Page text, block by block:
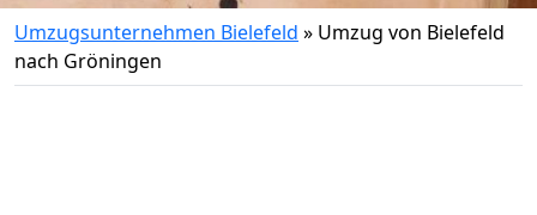
Umzugsunternehmen Bielefeld » Umzug von Bielefeld
nach Gröningen